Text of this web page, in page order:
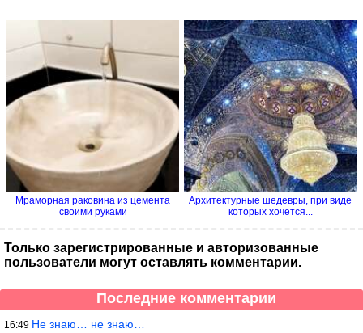
Мраморная раковина из цемента
своими руками
Архитектурные шедевры, при виде
которых хочется...
Только зарегистрированные и авторизованные
пользователи могут оставлять комментарии.
Последние комментарии
16:49 Не знаю… не знаю…